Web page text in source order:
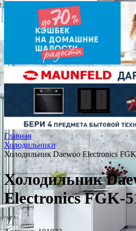
Главная
Холодильники
Холодильник Daewoo Electronics
Холодильник
Electronics FGK-